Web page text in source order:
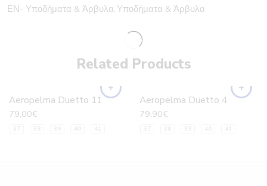
ΕΝ- Υποδήματα & Άρβυλα, Υποδήματα & Άρβυλα
Related Products
Aeropelma Duetto 11
79,00€
Aeropelma Duetto 4
79,90€